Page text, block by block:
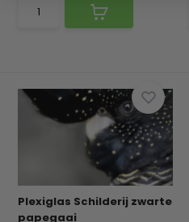
Plexiglas Schilderij zwarte
papegaai